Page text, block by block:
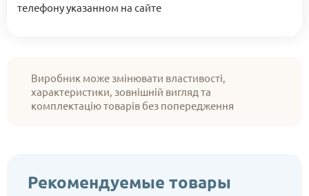
телефону указанном на сайте
Виробник може змінювати властивості,
характеристики, зовнішній вигляд та
комплектацію товарів без попередження
Рекомендуемые товары